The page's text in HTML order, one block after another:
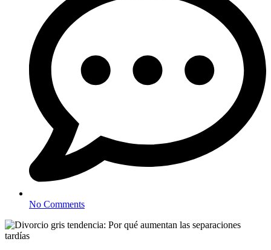
No Comments